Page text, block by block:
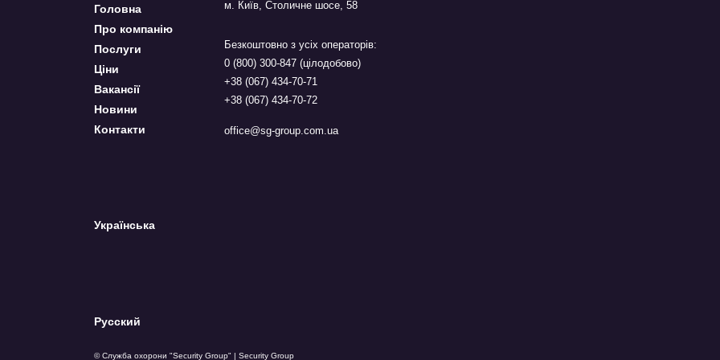
Головна
Про компанію
Послуги
Ціни
Вакансії
Новини
Контакти
Українська
Русский
м. Київ, Столичне шосе, 58
Безкоштовно з усіх операторів:
0 (800) 300-847 (цілодобово)
+38 (067) 434-70-71
+38 (067) 434-70-72
office@sg-group.com.ua
© Служба охорони "Security Group" | Security Group